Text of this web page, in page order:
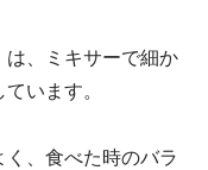
は、ミキサーで細か
います。
、食べた時のバラ